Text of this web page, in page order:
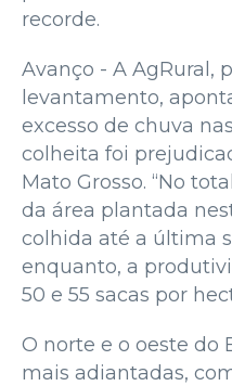
recorde.
Avanço - A AgRural,
levantamento,
excesso de chuva
colheita foi
Mato Grosso. “No
da área plantada
colhida até a última
enquanto, a
50 e 55 sacas por
O norte e o oeste do
mais adiantadas,